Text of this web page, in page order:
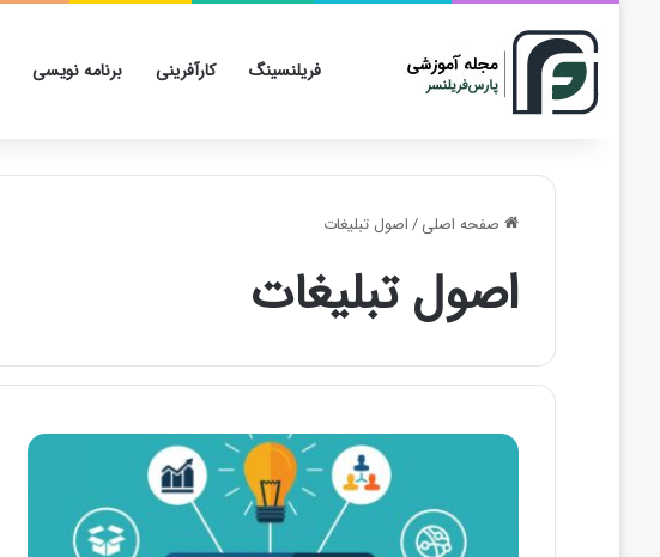
فریلنسینگ کارآفرینی برنامه نویسی
صفحه اصلی/اصول تبلیغات
اصول تبلیغات